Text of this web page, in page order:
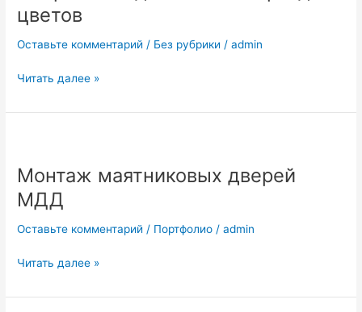
цветов
Оставьте комментарий / Без рубрики /admin
цветов
Читать далее »
Монтаж маятниковых дверей
МДД
Оставьте комментарий / Портфолио /admin
дверей
МДД
Читать далее »